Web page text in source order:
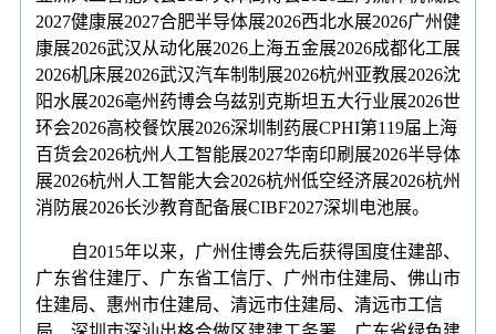
2027健康展2027合肥半导体展2026西北水展2026广州健
康展2026武汉从动化展2026上海五金展2026成都化工展
2026机床展2026武汉汽车制制展2026杭州亚教展2026沈
阳水展2026亳州药博会乌兹别克斯坦五大行业展2026世
环会2026高校餐饮展2026深圳制药展CPHI第119届上海
百货会2026杭州人工智能展2027华南印刷展2026半导体
展2026杭州人工智能大会2026杭州低空经济展2026杭州
消防展2026长沙教育配备展CIBF2027深圳电池展。
自2015年以来，广州住博会先后获得国度住建部、
广东省住建厅、广东省工信厅、广州市住建局、佛山市
住建局、惠州市住建局、清远市住建局、清远市工信